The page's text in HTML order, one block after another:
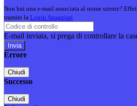
Non hai una e-mail associata al nome utente?
tramite la Login Spaggiari
E-mail inviata, si prega di controllare la
Errore
Chiudi
Successo
Chiudi